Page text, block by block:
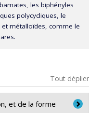
les biphényles
polycycliques, le
métalloïdes, comme le
Tout déplier
et de la forme